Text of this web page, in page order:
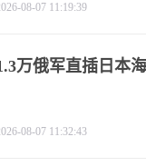
08-07 11:19:39
万俄军直插日本
08-07 11:32:43